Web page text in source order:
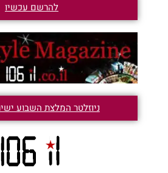
להרשם עכשיו
ניוזלטר המלצת השבוע